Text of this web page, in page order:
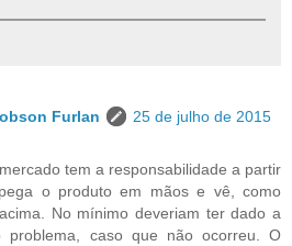
Furlan
25 de julho de 2015
tem a responsabilidade a partir
o produto em mãos e vê, como
No mínimo deveriam ter dado a
problema, caso que não ocorreu. O